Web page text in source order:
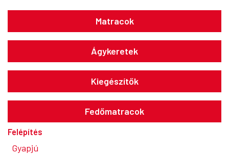
Matracok
Ágykeretek
Kiegészítők
Fedőmatracok
Felépítés
Gyapjú